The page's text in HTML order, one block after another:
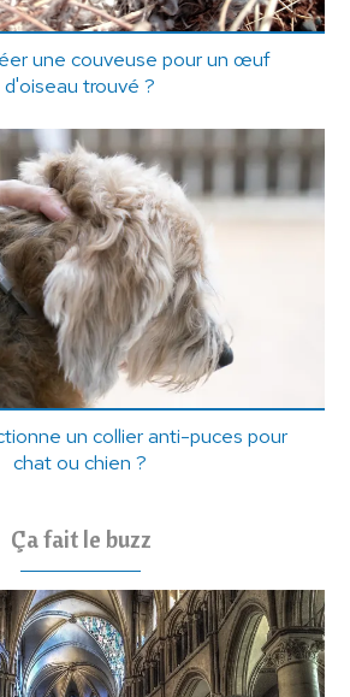
une couveuse pour un œuf
d'oiseau trouvé ?
un collier anti-puces pour
chat ou chien ?
Ça fait le buzz